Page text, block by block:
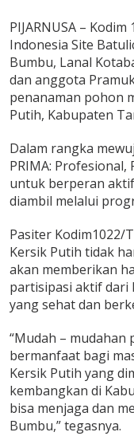
PIJARNUSA –
Indonesia Site
Bumbu, Lanal
dan anggota
penanaman pohon
Putih, Kabupaten
Dalam rangka
PRIMA:
untuk berperan
diambil melalui
Pasiter Kodim1022/
Kersik Putih tidak
akan memberikan
partisipasi aktif dari
yang sehat dan
“Mudah – mudahan
bermanfaat bagi
Kersik Putih yang
kembangkan di
bisa menjaga dan
Bumbu,” tegasnya.